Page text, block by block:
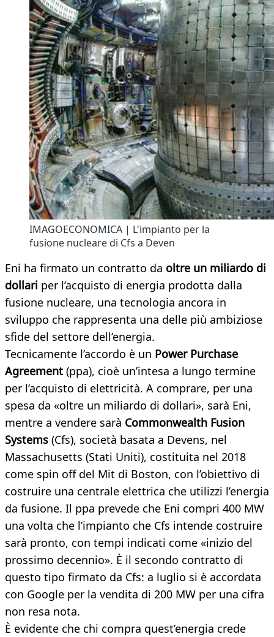
IMAGOECONOMICA | L'impianto per la
fusione nucleare di Cfs a Deven
Eni ha firmato un contratto da oltre un miliardo di
dollari per l’acquisto di energia prodotta dalla
fusione nucleare, una tecnologia ancora in
sviluppo che rappresenta una delle più ambiziose
sfide del settore dell’energia.
Tecnicamente l’accordo è un Power Purchase
Agreement (ppa), cioè un’intesa a lungo termine
per l’acquisto di elettricità. A comprare, per una
spesa da «oltre un miliardo di dollari», sarà Eni,
mentre a vendere sarà Commonwealth Fusion
Systems (Cfs), società basata a Devens, nel
Massachusetts (Stati Uniti), costituita nel 2018
come spin off del Mit di Boston, con l’obiettivo di
costruire una centrale elettrica che utilizzi l’energia
da fusione. Il ppa prevede che Eni compri 400 MW
una volta che l’impianto che Cfs intende costruire
sarà pronto, con tempi indicati come «inizio del
prossimo decennio». È il secondo contratto di
questo tipo firmato da Cfs: a luglio si è accordata
con Google per la vendita di 200 MW per una cifra
non resa nota.
È evidente che chi compra quest’energia crede